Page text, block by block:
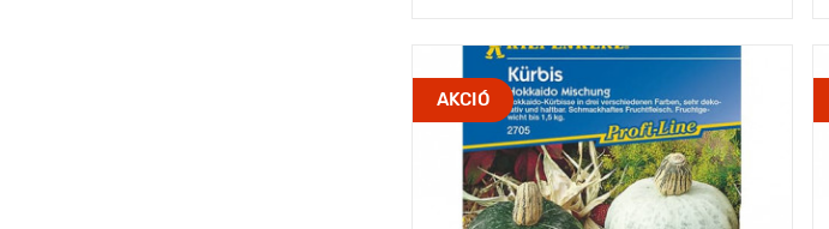
AKCIÓ
Jellemzők
egészségért
Kifejlett kori
magasság
bokor típusú
Ültetési távolság 150 х 100 cm